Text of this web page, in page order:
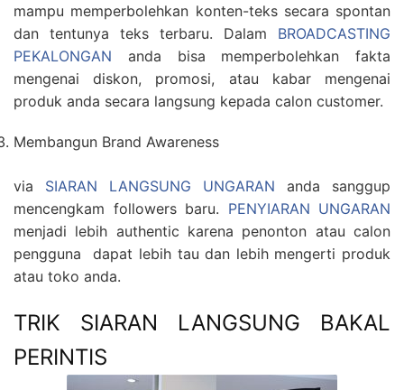
mampu memperbolehkan konten-teks secara spontan
dan tentunya teks terbaru. Dalam BROADCASTING
PEKALONGAN anda bisa memperbolehkan fakta
mengenai diskon, promosi, atau kabar mengenai
produk anda secara langsung kepada calon customer.
Membangun Brand Awareness
via SIARAN LANGSUNG UNGARAN anda sanggup
mencengkam followers baru. PENYIARAN UNGARAN
menjadi lebih authentic karena penonton atau calon
pengguna dapat lebih tau dan lebih mengerti produk
atau toko anda.
TRIK SIARAN LANGSUNG BAKAL
PERINTIS